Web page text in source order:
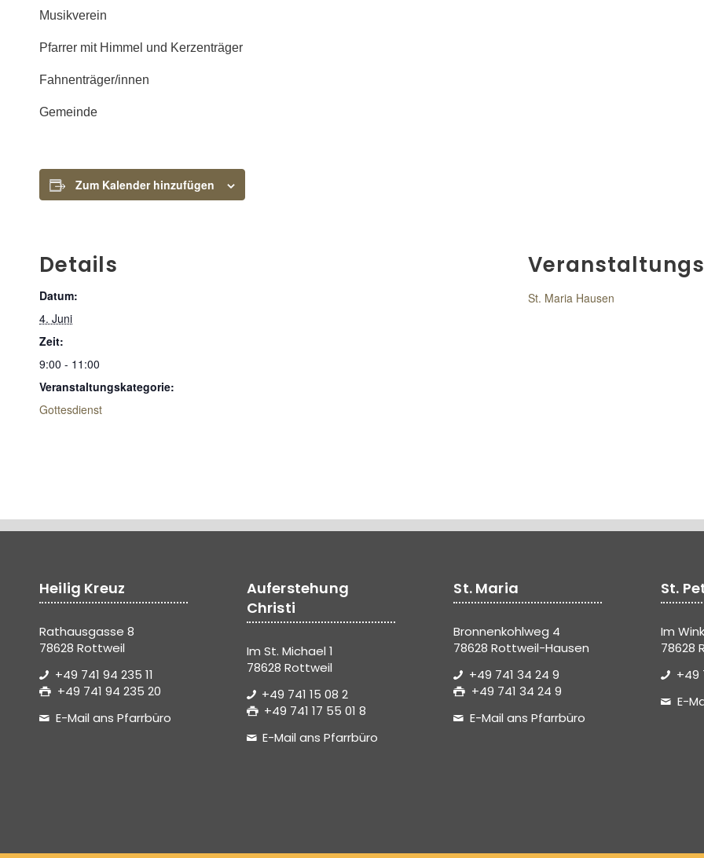
Musikverein
Pfarrer mit Himmel und Kerzenträger
Fahnenträger/innen
Gemeinde
Zum Kalender hinzufügen
Details
Datum:
4. Juni
Zeit:
9:00 - 11:00
Veranstaltungskategorie:
Gottesdienst
St. Maria Hausen
Heilig Kreuz
Rathausgasse 8
78628 Rottweil
+49 741 94 235 11
+49 741 94 235 20
E-Mail ans Pfarrbüro
Auferstehung
Christi
Im St. Michael 1
78628 Rottweil
+49 741 15 08 2
+49 741 17 55 01 8
E-Mail ans Pfarrbüro
St. Maria
Bronnenkohlweg 4
78628 Rottweil-Hausen
+49 741 34 24 9
+49 741 34 24 9
E-Mail ans Pfarrbüro
St.
Im
78628
+49
E-